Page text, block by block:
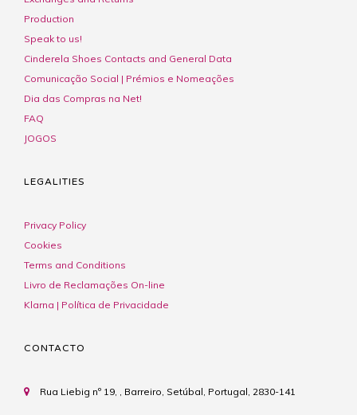
Production
Speak to us!
Cinderela Shoes Contacts and General Data
Comunicação Social | Prémios e Nomeações
Dia das Compras na Net!
FAQ
JOGOS
LEGALITIES
Privacy Policy
Cookies
Terms and Conditions
Livro de Reclamações On-line
Klarna | Política de Privacidade
CONTACTO
Rua Liebig nº 19, , Barreiro, Setúbal, Portugal, 2830-141